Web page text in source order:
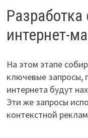
Разработка
интернет-
На этом этапе
ключевые запросы,
интернета будут
Эти же запросы
контекстной